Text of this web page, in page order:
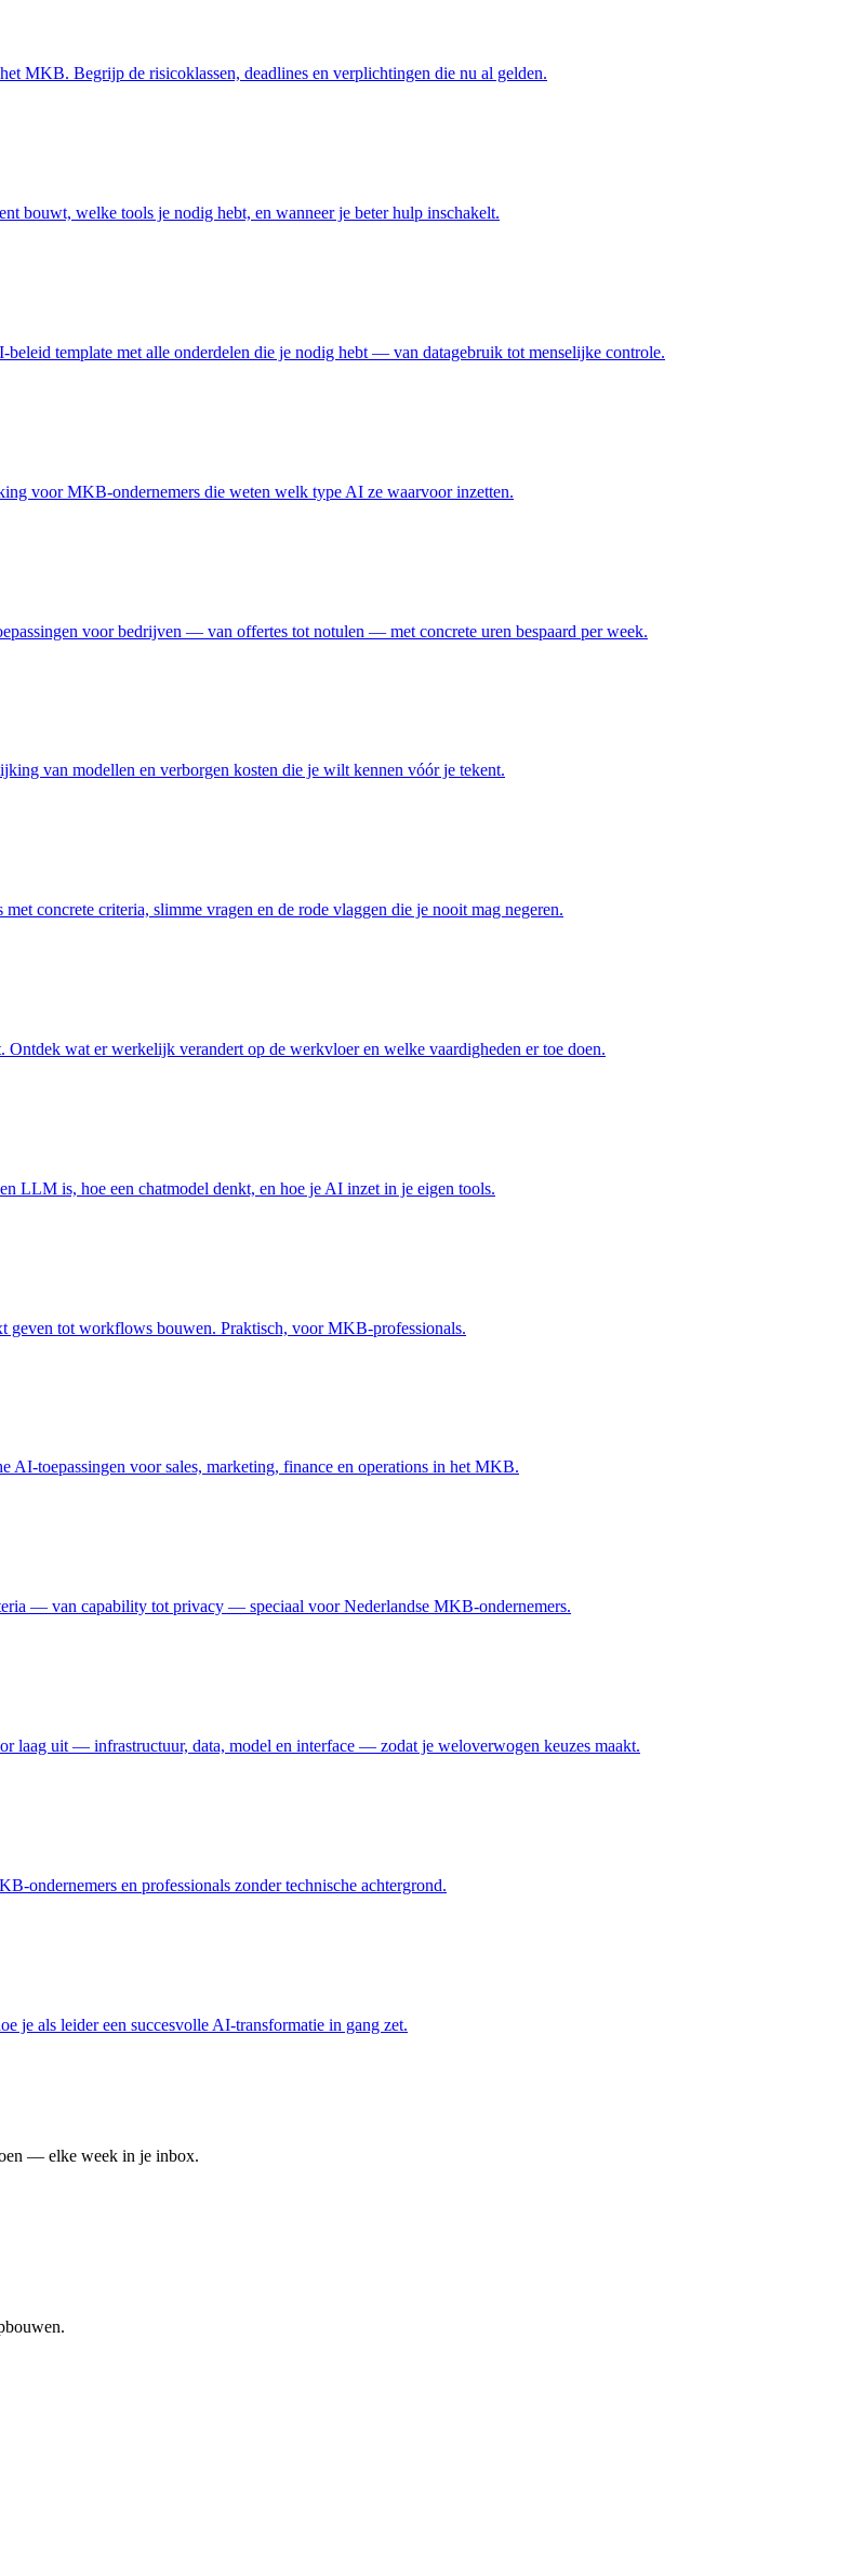
MKB. Begrijp de risicoklassen, deadlines en verplichtingen die nu al gelden.
bouwt, welke tools je nodig hebt, en wanneer je beter hulp inschakelt.
template met alle onderdelen die je nodig hebt — van datagebruik tot menselijke controle.
voor MKB-ondernemers die weten welk type AI ze waarvoor inzetten.
voor bedrijven — van offertes tot notulen — met concrete uren bespaard per week.
van modellen en verborgen kosten die je wilt kennen vóór je tekent.
concrete criteria, slimme vragen en de rode vlaggen die je nooit mag negeren.
wat er werkelijk verandert op de werkvloer en welke vaardigheden er toe doen.
is, hoe een chatmodel denkt, en hoe je AI inzet in je eigen tools.
tot workflows bouwen. Praktisch, voor MKB-professionals.
AI-toepassingen voor sales, marketing, finance en operations in het MKB.
— van capability tot privacy — speciaal voor Nederlandse MKB-ondernemers.
laag uit — infrastructuur, data, model en interface — zodat je weloverwogen keuzes maakt.
ondernemers en professionals zonder technische achtergrond.
je als leider een succesvolle AI-transformatie in gang zet.
— elke week in je inbox.